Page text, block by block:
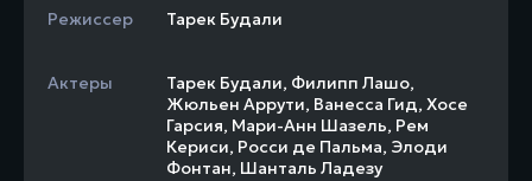
Режиссер Тарек Будали
Актеры Тарек Будали, Филипп Лашо,
Жюльен Аррути, Ванесса Гид, Хосе
Гарсия, Мари-Анн Шазель, Рем
Кериси, Росси де Пальма, Элоди
Фонтан, Шанталь Ладезу